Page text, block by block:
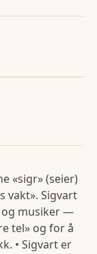
«sigr» (seier)
vakt». Sigvart
og musiker —
tel» og for å
• Sigvart er